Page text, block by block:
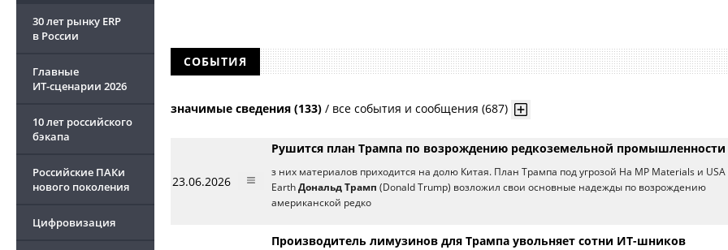
30 лет рынку ERP
в России
Главные
ИТ-сценарии 2026
10 лет российского
бэкапа
Российские ПАКи
нового поколения
Цифровизация
СОБЫТИЯ
значимые сведения (133) / все события и сообщения (687)
23.06.2026
Рушится план Трампа по возрождению редкоземельной
з них материалов приходится на долю Китая. План Трампа под угрозой На MP Materials и USA
Earth Дональд Трамп (Donald Trump) возложил свои основные надежды по возрождению
американской редко
Производитель лимузинов для Трампа увольняет сотни ИТ-шников